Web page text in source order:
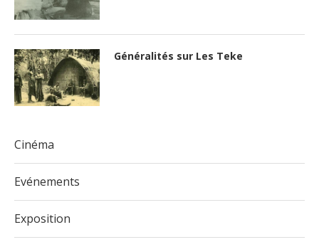
Généralités sur Les Teke
Cinéma
Evénements
Exposition